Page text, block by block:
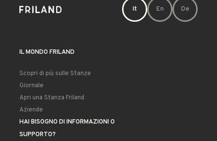
It En De
IL MONDO FRILAND
Scopri di più sulle Stanze
Giornale
Apri una Stanza Friland
Aziende
HAI BISOGNO DI INFORMAZIONI O
SUPPORTO?